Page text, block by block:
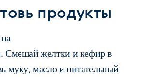
продукты
Смешай желтки и кефир в
муку, масло и питательный